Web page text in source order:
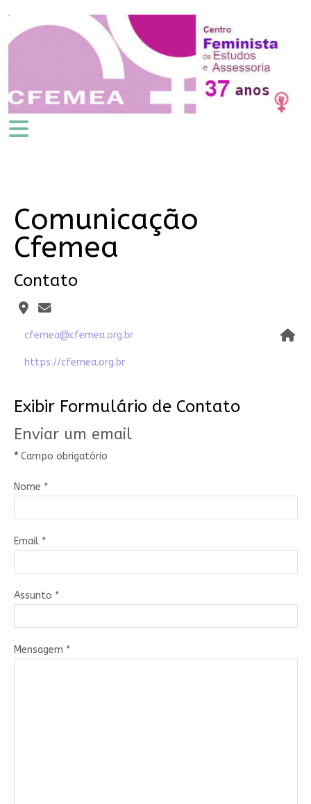
Comunicação
Cfemea
Contato
Endereço:
Email:
cfemea@cfemea.org.br
https://cfemea.org.br
Exibir Formulário de Contato
Enviar um email
*Campo obrigatório
Nome *
Email*
Assunto *
Mensagem *